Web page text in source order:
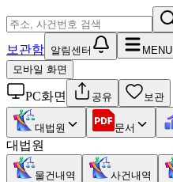
보관함 알림센터
MENU
모바일 화면
PC화면 공유 보관
대법원 문서
대법원
물건내역 사건내역